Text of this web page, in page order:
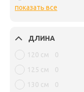
показать все
ДЛИНА
120 см
0
125 см
0
130 см
0